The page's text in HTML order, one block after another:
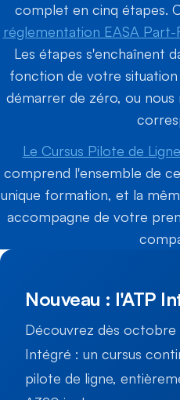
complet en cinq étapes.
réglementation EASA Part-
Les étapes s'enchaînent
fonction de votre
démarrer de zéro, ou nous
Le Cursus Pilote de
comprend l'ensemble de
unique formation, et la
accompagne de votre
Nouveau : l'ATP
Découvrez dès
Intégré : un cursus
pilote de ligne,